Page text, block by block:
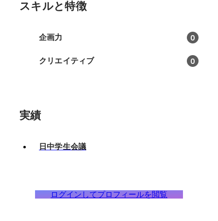
スキルと特徴
企画力 0
クリエイティブ 0
実績
日中学生会議
ログインしてプロフィールを閲覧